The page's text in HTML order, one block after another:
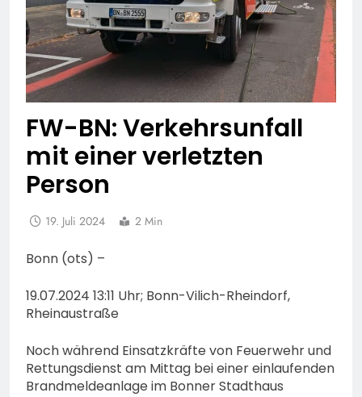
FW-BN: Verkehrsunfall
mit einer verletzten
Person
19. Juli 2024 2 Min
Bonn (ots) –
19.07.2024 13:11 Uhr; Bonn-Vilich-Rheindorf,
Rheinaustraße
Noch während Einsatzkräfte von Feuerwehr und
Rettungsdienst am Mittag bei einer einlaufenden
Brandmeldeanlage im Bonner Stadthaus